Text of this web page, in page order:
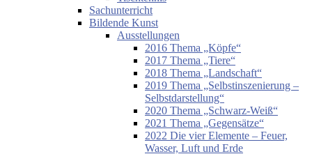
Sachunterricht
Bildende Kunst
Ausstellungen
2016 Thema „Köpfe“
2017 Thema „Tiere“
2018 Thema „Landschaft“
2019 Thema „Selbstinszenierung –
Selbstdarstellung“
2020 Thema „Schwarz-Weiß“
2021 Thema „Gegensätze“
2022 Die vier Elemente – Feuer,
Wasser, Luft und Erde